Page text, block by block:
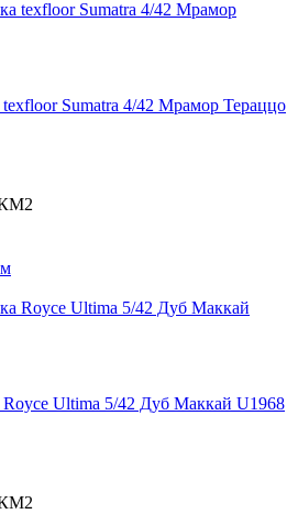
Sumatra 4/42 Мрамор Тераццо
Ultima 5/42 Дуб Маккай U1968